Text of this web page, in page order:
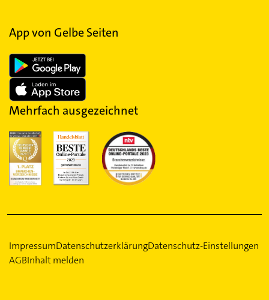
App von Gelbe Seiten
Mehrfach ausgezeichnet
ImpressumDatenschutzerklärungDatenschutz-Einstellungen
AGBInhalt melden